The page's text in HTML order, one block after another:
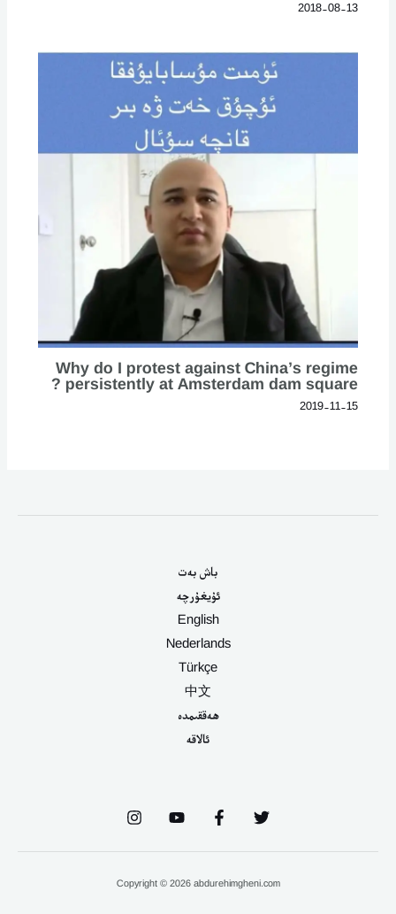
2018-08-13
Why do I protest against China’s regime
persistently at Amsterdam dam square ?
2019-11-15
باش بەت
ئۇيغۇرچە
English
Nederlands
Türkçe
中文
ھەققىمدە
ئالاقە
Copyright © 2026 abdurehimgheni.com